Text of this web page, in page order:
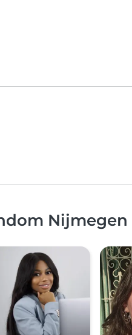
Nijmegen